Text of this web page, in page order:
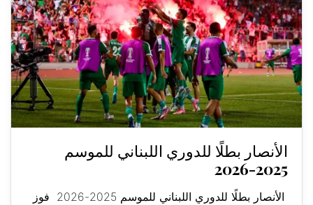
الأنصار بطلًا للدوري اللبناني للموسم
2025-2026
الأنصار بطلًا للدوري اللبناني للموسم 2025-2026 فوز